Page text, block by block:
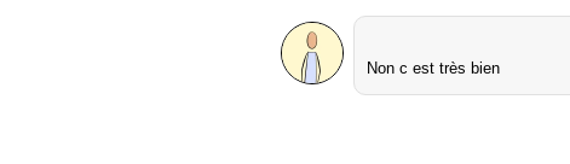
Non c est très bien